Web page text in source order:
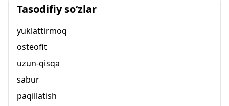
Tasodifiy so‘zlar
yuklattirmoq
osteofit
uzun-qisqa
sabur
paqillatish